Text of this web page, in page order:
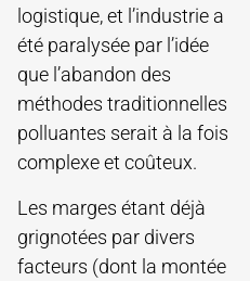
logistique, et l’industrie a
été paralysée par l’idée
que l’abandon des
méthodes traditionnelles
polluantes serait à la fois
complexe et coûteux.
Les marges étant déjà
grignotées par divers
facteurs (dont la montée